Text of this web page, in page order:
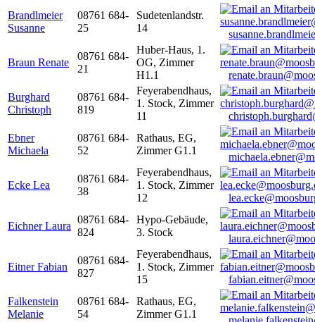
Brandlmeier
Susanne
08761 684-
25
Sudetenlandstr.
14
Braun Renate
08761 684-
21
Huber-Haus, 1.
OG, Zimmer
H1.1
Burghard
Christoph
08761 684-
819
Feyerabendhaus,
1. Stock, Zimmer
11
Ebner
Michaela
08761 684-
52
Rathaus, EG,
Zimmer G1.1
Ecke Lea
08761 684-
38
Feyerabendhaus,
1. Stock, Zimmer
12
Eichner Laura
08761 684-
824
Hypo-Gebäude,
3. Stock
Eitner Fabian
08761 684-
827
Feyerabendhaus,
1. Stock, Zimmer
15
Falkenstein
Melanie
08761 684-
54
Rathaus, EG,
Zimmer G1.1